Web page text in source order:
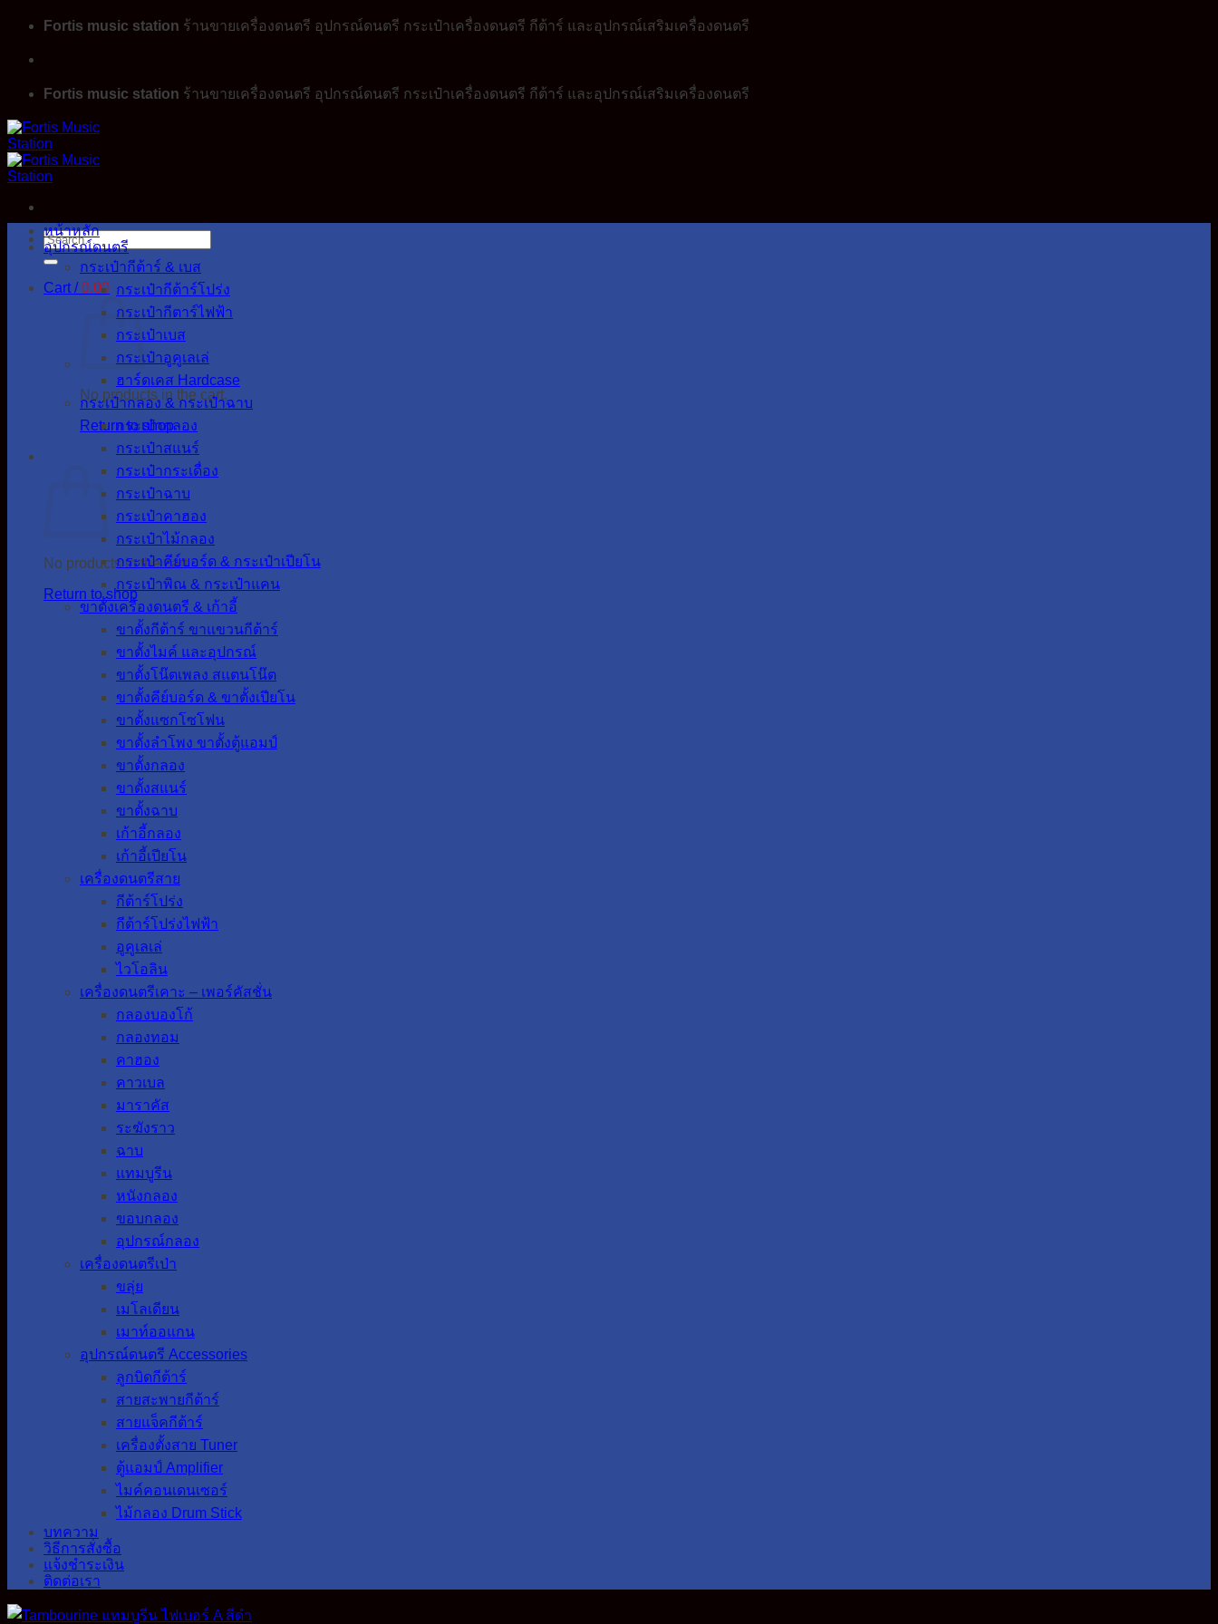
Skip
Fortis music station ร้านขายเครื่องดนตรี อุปกรณ์ดนตรี กระเป๋าเครื่องดนตรี กีต้าร์ และอุปกรณ์เสริมเครื่องดนตรี
Fortis music station ร้านขายเครื่องดนตรี อุปกรณ์ดนตรี กระเป๋าเครื่องดนตรี กีต้าร์ และอุปกรณ์เสริมเครื่องดนตรี
Search
for:
Cart /0.00
No products in the cart.
Return to shop
No products in the cart.
Return to shop
หน้าหลัก
อุปกรณ์ดนตรี
กระเป๋ากีต้าร์ & เบส
กระเป๋ากีต้าร์โปร่ง
กระเป๋ากีตาร์ไฟฟ้า
กระเป๋าเบส
กระเป๋าอูคูเลเล่
ฮาร์ดเคส Hardcase
กระเป๋ากลอง & กระเป๋าฉาบ
กระเป๋ากลอง
กระเป๋าสแนร์
กระเป๋ากระเดื่อง
กระเป๋าฉาบ
กระเป๋าคาฮอง
กระเป๋าไม้กลอง
กระเป๋าคีย์บอร์ด & กระเป๋าเปียโน
กระเป๋าพิณ & กระเป๋าแคน
ขาตั้งเครื่องดนตรี & เก้าอี้
ขาตั้งกีต้าร์ ขาแขวนกีต้าร์
ขาตั้งไมค์ และอุปกรณ์
ขาตั้งโน๊ตเพลง สแตนโน๊ต
ขาตั้งคีย์บอร์ด & ขาตั้งเปียโน
ขาตั้งแซกโซโฟน
ขาตั้งลำโพง ขาตั้งตู้แอมป์
ขาตั้งกลอง
ขาตั้งสแนร์
ขาตั้งฉาบ
เก้าอี้กลอง
เก้าอี้เปียโน
เครื่องดนตรีสาย
กีต้าร์โปร่ง
กีต้าร์โปร่งไฟฟ้า
อูคูเลเล่
ไวโอลิน
เครื่องดนตรีเคาะ – เพอร์คัสชั่น
กลองบองโก้
กลองทอม
คาฮอง
คาวเบล
มาราคัส
ระฆังราว
ฉาบ
แทมบูรีน
หนังกลอง
ขอบกลอง
อุปกรณ์กลอง
เครื่องดนตรีเป่า
ขลุ่ย
เมโลเดียน
เมาท์ออแกน
อุปกรณ์ดนตรี Accessories
ลูกบิดกีต้าร์
สายสะพายกีต้าร์
สายแจ็คกีต้าร์
เครื่องตั้งสาย Tuner
ตู้แอมป์ Amplifier
ไมค์คอนเดนเซอร์
ไม้กลอง Drum Stick
บทความ
วิธีการสั่งซื้อ
แจ้งชำระเงิน
ติดต่อเรา